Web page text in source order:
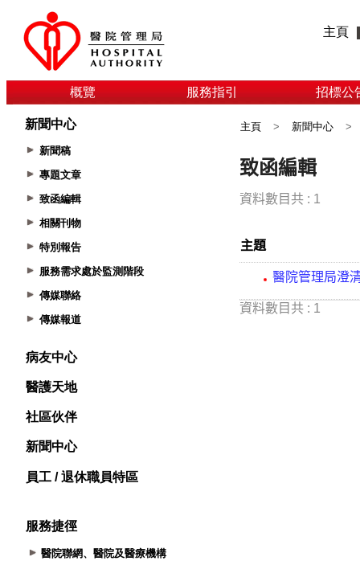
主頁
概覽 服務指引 招標公
新聞中心
新聞稿
專題文章
致函編輯
相關刊物
特別報告
服務需求處於監測階段
傳媒聯絡
傳媒報道
病友中心
醫護天地
社區伙伴
新聞中心
員工 / 退休職員特區
服務捷徑
醫院聯網、醫院及醫療機構
主頁 > 新聞中心 >